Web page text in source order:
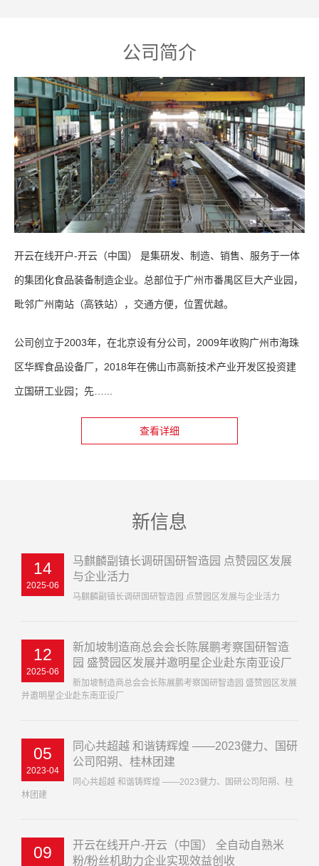
公司简介
开云在线开户-开云（中国） 是集研发、制造、销售、服务于一体
的集团化食品装备制造企业。总部位于广州市番禺区巨大产业园，
毗邻广州南站（高铁站），交通方便，位置优越。
公司创立于2003年，在北京设有分公司，2009年收购广州市海珠
区华辉食品设备厂，2018年在佛山市高新技术产业开发区投资建
立国研工业园；先…...
查看详细
新信息
14
2025-06
马麒麟副镇长调研国研智造园 点赞园区发展
与企业活力
马麒麟副镇长调研国研智造园 点赞园区发展与企业活力
12
2025-06
新加坡制造商总会会长陈展鹏考察国研智造
园 盛赞园区发展并邀明星企业赴东南亚设厂
新加坡制造商总会会长陈展鹏考察国研智造园 盛赞园区发展
并邀明星企业赴东南亚设厂
05
2023-04
同心共超越 和谐铸辉煌 ——2023健力、国研
公司阳朔、桂林团建
同心共超越 和谐铸辉煌 ——2023健力、国研公司阳朔、桂
林团建
09
开云在线开户-开云（中国） 全自动自熟米
粉/粉丝机助力企业实现效益创收